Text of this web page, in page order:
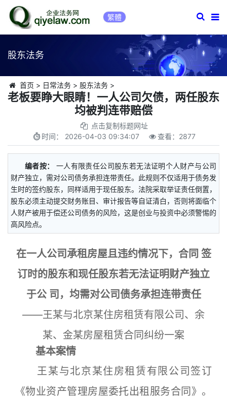
繁體
股东法务
首页 > 日常法务> 股东法务>
老板要睁大眼睛！一人公司欠债，两任股东
均被判连带赔偿
点击复制标题网址
时间： 2026-04-03 09:34:07 查看： 2877
编者按：
一人有限责任公司股东若无法证明个人财产与公司
财产独立，需对公司债务承担连带责任。此规则不仅适用于债务发
生时的签约股东，同样适用于现任股东。法院采取举证责任倒置，
股东必须主动提交财务账目、审计报告等自证清白，否则将面临个
人财产被用于偿还公司债务的风险，这是创业与投资中必须警惕的
高风险点。
在一人公司承租房屋且违约情况下，合同 签
订时的股东和现任股东若无法证明财产独立
于公 司，均需对公司债务承担连带责任
——王某与北京某住房租赁有限公司、余
某、金某房屋租赁合同纠纷一案
基本案情
王某与北京某住房租赁有限公司签订
《物业资产管理房屋委托出租服务合同》。